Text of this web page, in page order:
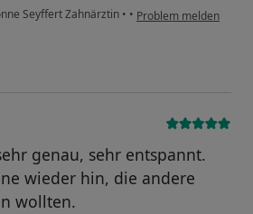
Seyffert Zahnärztin • • Problem melden
genau, sehr entspannt.
wieder hin, die andere
wollten.